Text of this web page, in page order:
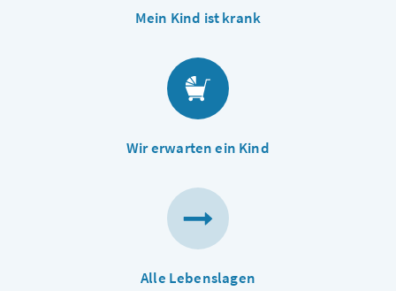
Mein Kind ist krank
Wir erwarten ein Kind
Alle Lebenslagen